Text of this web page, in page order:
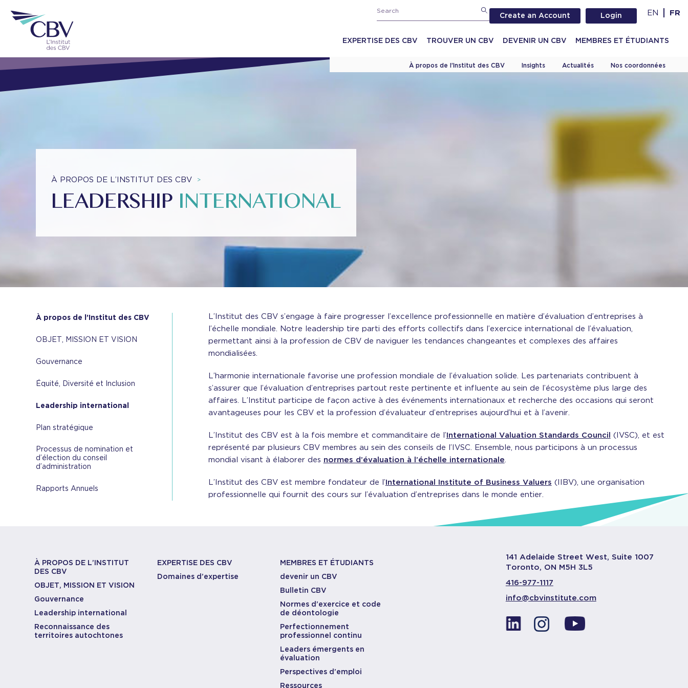
Create an Account Login EN FR
EXPERTISE DES CBV TROUVER UN CBV DEVENIR UN CBV MEMBRES ET ÉTUDIANTS
À propos de l’Institut des CBV Insights Actualités Nos coordonnées
À PROPOS DE L’INSTITUT DES CBV >
LEADERSHIP INTERNATIONAL
À propos de l’Institut des CBV
OBJET, MISSION ET VISION
Gouvernance
Équité, Diversité et Inclusion
Leadership international
Plan stratégique
Processus de nomination et
d’élection du conseil
d’administration
Rapports Annuels
L’Institut des CBV s’engage à faire progresser l’excellence professionnelle en matière d’évaluation d’entreprises à
l’échelle mondiale. Notre leadership tire parti des efforts collectifs dans l’exercice international de l’évaluation,
permettant ainsi à la profession de CBV de naviguer les tendances changeantes et complexes des affaires
mondialisées.
L’harmonie internationale favorise une profession mondiale de l’évaluation solide. Les partenariats contribuent à
s’assurer que l’évaluation d’entreprises partout reste pertinente et influente au sein de l’écosystème plus large des
affaires. L’Institut participe de façon active à des événements internationaux et recherche des occasions qui seront
avantageuses pour les CBV et la profession d’évaluateur d’entreprises aujourd’hui et à l’avenir.
L’Institut des CBV est à la fois membre et commanditaire de l’International Valuation Standards Council (IVSC), et est
représenté par plusieurs CBV membres au sein des conseils de l’IVSC. Ensemble, nous participons à un processus
mondial visant à élaborer des normes d’évaluation à l’échelle internationale.
L’Institut des CBV est membre fondateur de l’International Institute of Business Valuers (IIBV), une organisation
professionnelle qui fournit des cours sur l’évaluation d’entreprises dans le monde entier.
À PROPOS DE L’INSTITUT
DES CBV
OBJET, MISSION ET VISION
Gouvernance
Leadership international
Reconnaissance des
territoires autochtones
EXPERTISE DES CBV
Domaines d’expertise
MEMBRES ET ÉTUDIANTS
devenir un CBV
Bulletin CBV
Normes d’exercice et code
de déontologie
Perfectionnement
professionnel continu
Leaders émergents en
évaluation
Perspectives d’emploi
Ressources
141 Adelaide Street West, Suite 1007
Toronto, ON M5H 3L5
416-977-1117
info@cbvinstitute.com